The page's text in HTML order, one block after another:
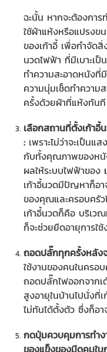
ฉะนั้น หากจะต้องการ
ใช้ผ้าแห้งหรือแปรงข
ของเก้าอี้ เพื่อกำจัด
นวดไฟฟ้า ที่มีเบาะเ
ทำความสะอาดหนัง
ความนุ่มเช็ดทำความ
ครั้งด้วยผ้าที่แห้งทันที
เลือกสถานที่ตั้งเก้าอี้
: เพราะไม่ว่าจะเป็น
กับทั้งคุณภาพของหนั
ผลให้ระบบไฟฟ้าของ
เก้าอี้นวดมีปัญหาก็อา
ของคุณและครอบครั
เก้าอี้นวดก็คือ บริเว
ก็จะช่วยยืดอายุการใ
ถอดปลั๊กทุกครั้งหลังจ
ใช้งานของคนในครอ
ถอดปลั๊กไฟออกจากเ
สูงอายุในบ้านไปนั่งที่
ไม่ทันได้ตั้งตัว ซึ่งก็อา
กดปุ่มควบคุมการทำง